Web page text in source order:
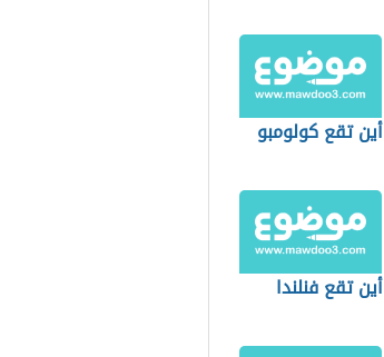
أين تقع كولومبو
أين تقع فنلندا